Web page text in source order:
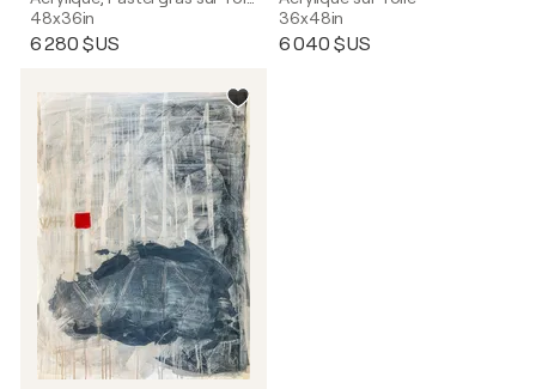
48x36in
6 280 $US
36x48in
6 040 $US